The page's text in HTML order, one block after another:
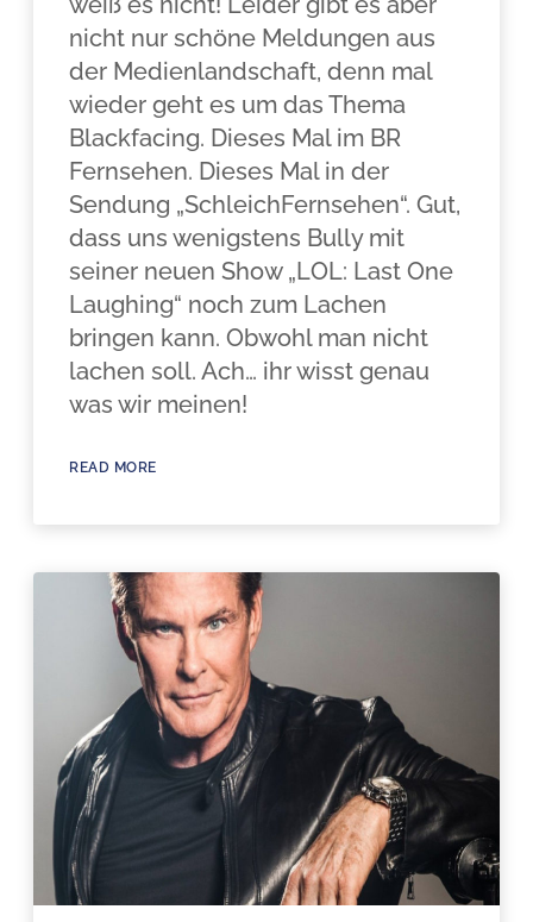
nicht nur schöne Meldungen aus
der Medienlandschaft, denn mal
wieder geht es um das Thema
Blackfacing. Dieses Mal im BR
Fernsehen. Dieses Mal in der
Sendung „SchleichFernsehen“. Gut,
dass uns wenigstens Bully mit
seiner neuen Show „LOL: Last One
Laughing“ noch zum Lachen
bringen kann. Obwohl man nicht
lachen soll. Ach… ihr wisst genau
was wir meinen!
READ MORE